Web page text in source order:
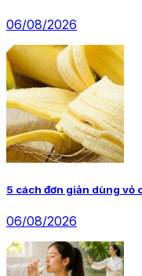
06/08/2026
5 cách đơn giản dùng vỏ
06/08/2026